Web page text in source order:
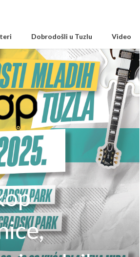
Dobrodošli u Tuzlu Video